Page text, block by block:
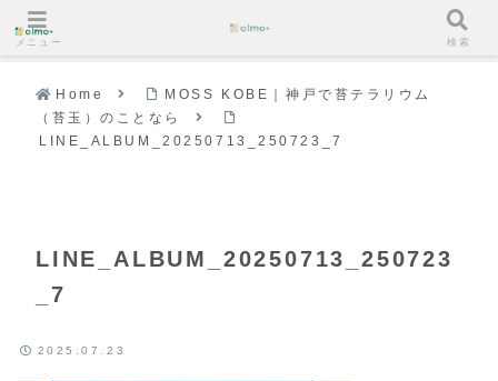
Home
MOSS KOBE｜神戸で苔テラリウム
（苔玉）のことなら
LINE_ALBUM_20250713_250723_7
LINE_ALBUM_20250713_250723
_7
2025.07.23
メニュー 検索